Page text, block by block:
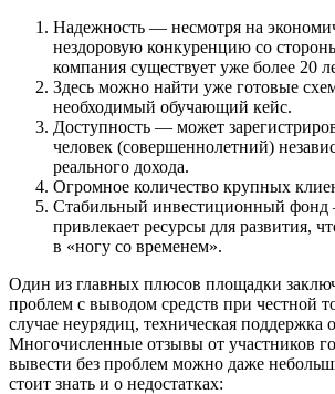
Надежность — несмотря на
нездоровую конкуренцию со
компания существует уже более 20
Здесь можно найти уже готовые
необходимый обучающий кейс.
Доступность — может
человек (совершеннолетний)
реального дохода.
Огромное количество крупных
Стабильный инвестиционный
привлекает ресурсы для развития,
в «ногу со временем».
Один из главных плюсов площадки
проблем с выводом средств при честной
случае неурядиц, техническая поддержка
Многочисленные отзывы от участников
вывести без проблем можно даже
стоит знать и о недостатках: